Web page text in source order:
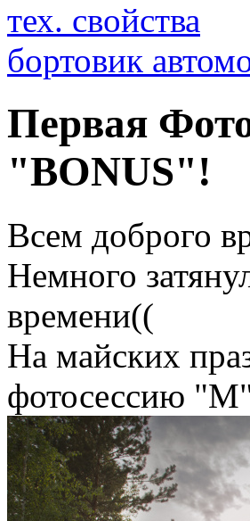
тех. свойства
бортовик
Первая
"BONUS"!
Всем доброго
Немного
времени((
На майских
фотосессию